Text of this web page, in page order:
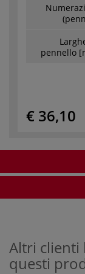
pennello
€ 36,10
Altri clienti
questi